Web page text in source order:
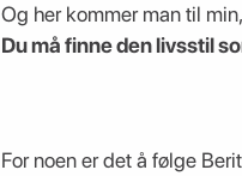
Og her kommer man til
Du må finne den livsstil
For noen er det å følge